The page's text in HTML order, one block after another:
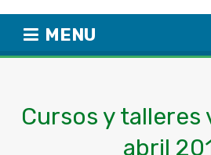
MENU
Cursos y talleres
abril